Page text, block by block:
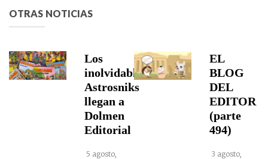
OTRAS NOTICIAS
Los
inolvidables
Astrosniks
llegan a
Dolmen
Editorial
5 agosto,
EL
BLOG
DEL
EDITOR
(parte
494)
3 agosto,